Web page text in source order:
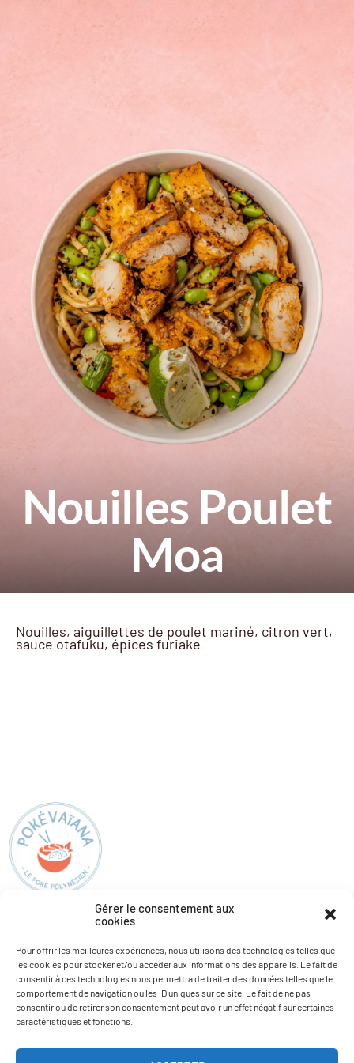
Gérer le consentement aux
cookies
Pour offrir les meilleures expériences, nous utilisons des technologies telles que
les cookies pour stocker et/ou accéder aux informations des appareils. Le fait de
consentir à ces technologies nous permettra de traiter des données telles que le
comportement de navigation ou les ID uniques sur ce site. Le fait de ne pas
consentir ou de retirer son consentement peut avoir un effet négatif sur certaines
caractéristiques et fonctions.
Nouilles Poulet
Moa
Nouilles, aiguillettes de poulet mariné, citron vert,
sauce otafuku, épices furiake
Nos restaurants
Carte
Allergènes
Actualités
Recrutement